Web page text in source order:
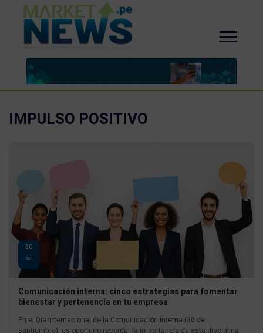
IMPULSO POSITIVO
30
SEP
Comunicación interna: cinco estrategias para fomentar
bienestar y pertenencia en tu empresa
En el Día Internacional de la Comunicación Interna (30 de
septiembre), es oportuno recordar la importancia de esta disciplina